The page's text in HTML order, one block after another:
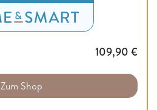
109,90 €
Zum Shop